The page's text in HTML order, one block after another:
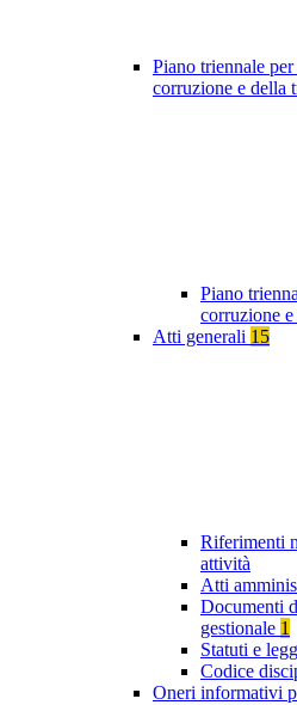
Piano triennale
corruzione e della
Piano
corruzione
Atti generali 15
Riferimenti
attività
Atti
Documenti
gestionale 1
Statuti e
Codice
Oneri informativi